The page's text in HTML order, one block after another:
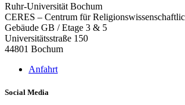
Ruhr-Universität Bochum
CERES – Centrum für
Gebäude GB / Etage 3 & 5
Universitätsstraße 150
44801 Bochum
Anfahrt
Social Media